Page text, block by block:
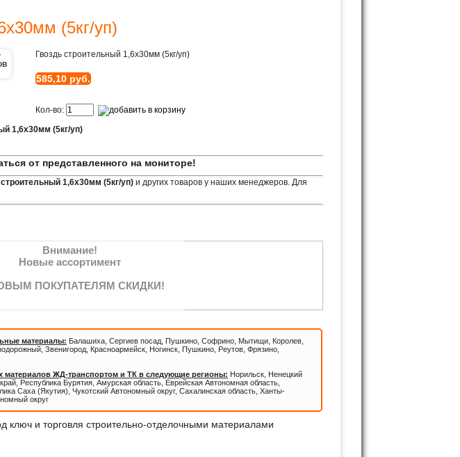
(5кг/уп)
Гвоздь строительный 1,6х30мм (5кг/уп)
585,10 руб.
Кол-во:
1,6х30мм (5кг/уп)
от представленного на мониторе!
строительный 1,6х30мм (5кг/уп) и других товаров у наших менеджеров. Для
Внимание!
Новые ассортимент
ПОКУПАТЕЛЯМ СКИДКИ!
материалы: Балашиха, Сергиев посад, Пушкино, Софрино, Мытищи, Королев,
Звенигород, Красноармейск, Ногинск, Пушкино, Реутов, Фрязино,
материалов ЖД-транспортом и ТК в следующие регионы: Норильск, Ненецкий
Республика Бурятия, Амурская область, Еврейская Автономная область,
Саха (Якутия), Чукотский Автономный округ, Сахалинская область, Ханты-
округ